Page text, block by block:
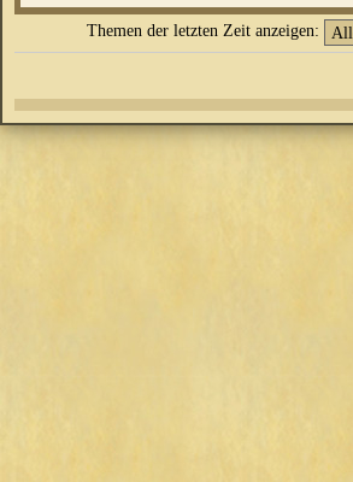
Themen der letzten Zeit anzeigen: